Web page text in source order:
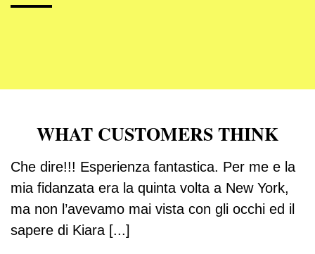
WHAT CUSTOMERS THINK
Che dire!!! Esperienza fantastica. Per me e la
mia fidanzata era la quinta volta a New York,
ma non l’avevamo mai vista con gli occhi ed il
sapere di Kiara [...]